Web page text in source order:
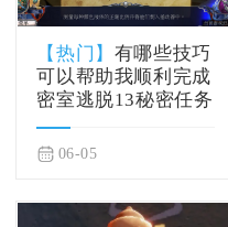
【热门】 有哪些技巧
可以帮助我顺利完成
密室逃脱13秘密任务
06-05